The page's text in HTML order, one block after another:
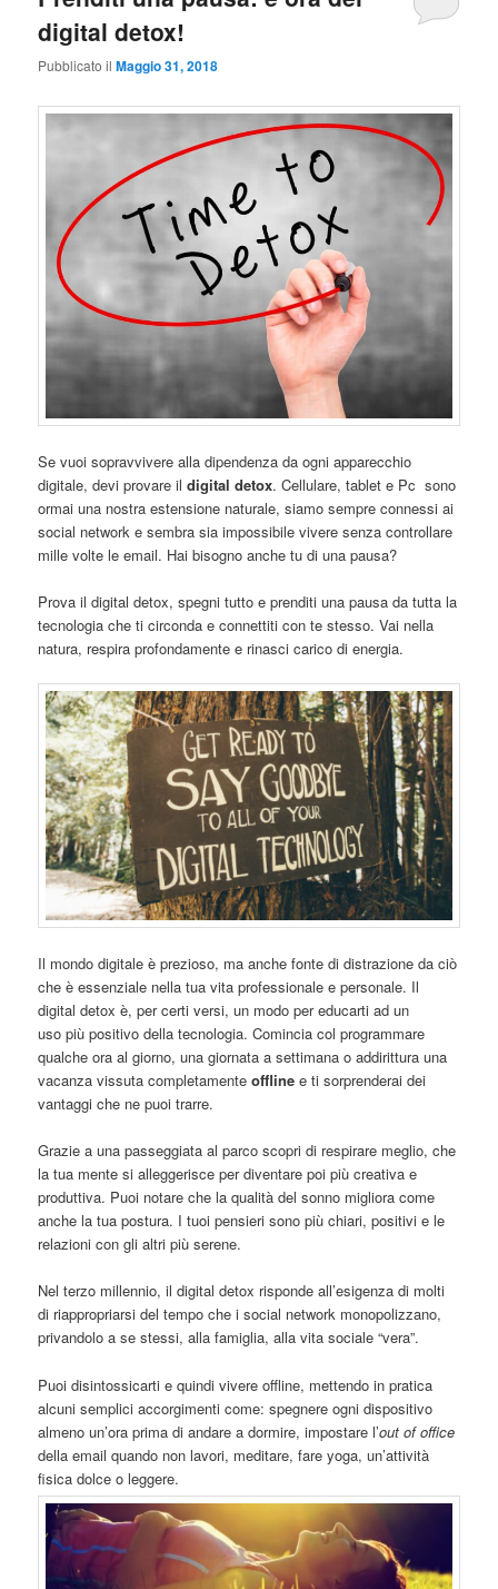
digital detox!
Pubblicato ilMaggio 31, 2018
Se vuoi sopravvivere alla dipendenza da ogni apparecchio
digitale, devi provare ildigital detox. Cellulare, tablet e Pc sono
ormai una nostra estensione naturale, siamo sempre connessi ai
social network e sembra sia impossibile vivere senza controllare
mille volte le email. Hai bisogno anche tu di una pausa?
Prova il digital detox, spegni tutto e prenditi una pausa da tutta la
tecnologia che ti circonda e connettiti con te stesso. Vai nella
natura, respira profondamente e rinasci carico di energia.
Il mondo digitale è prezioso, ma anche fonte di distrazione da ciò
che è essenziale nella tua vita professionale e personale. Il
digital detox è, per certi versi, un modo per educarti ad un
uso più positivo della tecnologia. Comincia col programmare
qualche ora al giorno, una giornata a settimana o addirittura una
vacanza vissuta completamenteoffline e ti sorprenderai dei
vantaggi che ne puoi trarre.
Grazie a una passeggiata al parco scopri di respirare meglio, che
la tua mente si alleggerisce per diventare poi più creativa e
produttiva. Puoi notare che la qualità del sonno migliora come
anche la tua postura. I tuoi pensieri sono più chiari, positivi e le
relazioni con gli altri più serene.
Nel terzo millennio, il digital detox risponde all’esigenza di molti
di riappropriarsi del tempo che i social network monopolizzano,
privandolo a se stessi, alla famiglia, alla vita sociale “vera”.
Puoi disintossicarti e quindi vivere offline, mettendo in pratica
alcuni semplici accorgimenti come: spegnere ogni dispositivo
almeno un’ora prima di andare a dormire, impostare l’out of office
della email quando non lavori, meditare, fare yoga, un’attività
fisica dolce o leggere.